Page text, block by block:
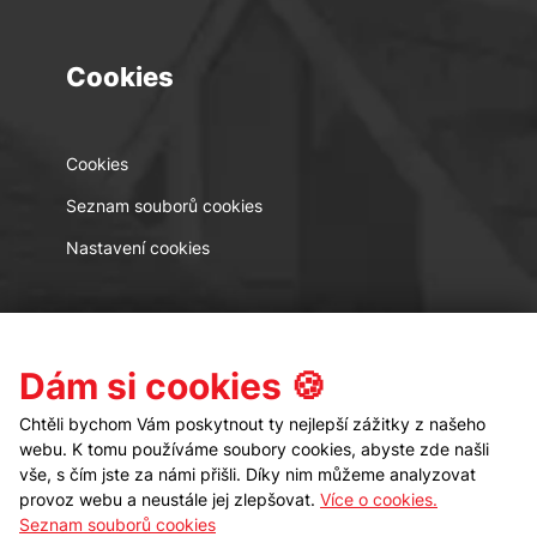
Cookies
Cookies
Seznam souborů cookies
Nastavení cookies
Kontakt Sledujte nás
Dám si cookies 🍪
Chtěli bychom Vám poskytnout ty nejlepší zážitky z našeho
webu. K tomu používáme soubory cookies, abyste zde našli
vše, s čím jste za námi přišli. Díky nim můžeme analyzovat
provoz webu a neustále jej zlepšovat. Více o cookies.
Seznam souborů cookies